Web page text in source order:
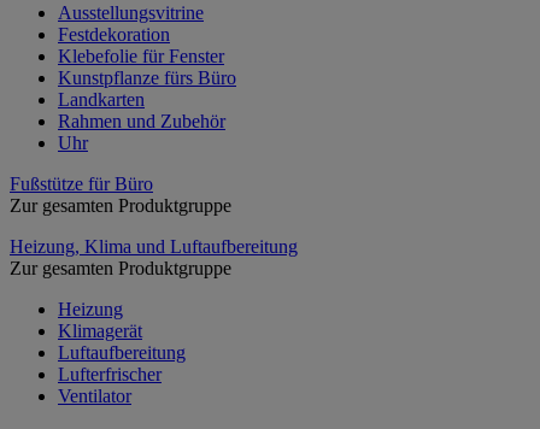
Ausstellungsvitrine
Festdekoration
Klebefolie für Fenster
Kunstpflanze fürs Büro
Landkarten
Rahmen und Zubehör
Uhr
Fußstütze für Büro
Zur gesamten Produktgruppe
Heizung, Klima und Luftaufbereitung
Zur gesamten Produktgruppe
Heizung
Klimagerät
Luftaufbereitung
Lufterfrischer
Ventilator